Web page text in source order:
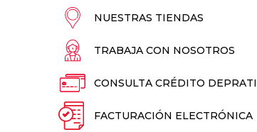
NUESTRAS TIENDAS
TRABAJA CON NOSOTROS
CONSULTA CRÉDITO DEPRATI
FACTURACIÓN ELECTRÓNICA